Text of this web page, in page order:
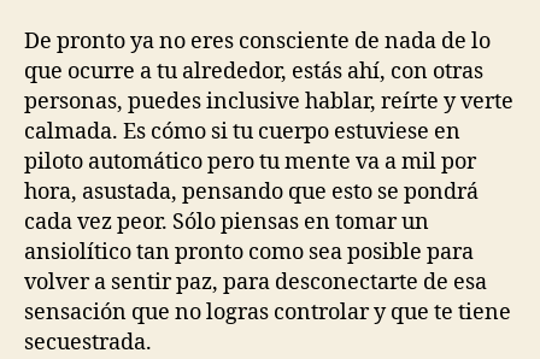
De pronto ya no eres consciente de nada de lo
que ocurre a tu alrededor, estás ahí, con otras
personas, puedes inclusive hablar, reírte y verte
calmada. Es cómo si tu cuerpo estuviese en
piloto automático pero tu mente va a mil por
hora, asustada, pensando que esto se pondrá
cada vez peor. Sólo piensas en tomar un
ansiolítico tan pronto como sea posible para
volver a sentir paz, para desconectarte de esa
sensación que no logras controlar y que te tiene
secuestrada.